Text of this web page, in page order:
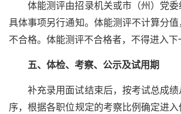
体能测评由招录机关或市（州）党委
具体事项另行通知。体能测评不计算分
不合格。体能测评不合格者，不得进入下
五、体检、考察、公示及试用期
补充录用面试结束后，按考试总成
序，根据各职位规定的考察比例确定进入